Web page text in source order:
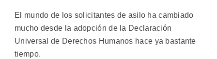
El mundo de los solicitantes de asilo ha cambiado
mucho desde la adopción de la Declaración
Universal de Derechos Humanos hace ya bastante
tiempo.